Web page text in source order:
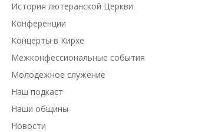
История лютеранской Церкви
Конференции
Концерты в Кирхе
Межконфессиональные события
Молодежное служение
Наш подкаст
Наши общины
Новости